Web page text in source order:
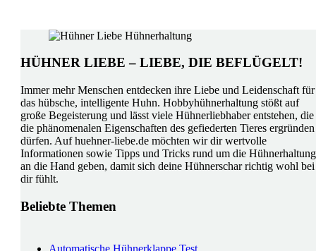
HÜHNER LIEBE – LIEBE, DIE BEFLÜGELT!
Immer mehr Menschen entdecken ihre Liebe und Leidenschaft für
das hübsche, intelligente Huhn. Hobbyhühnerhaltung stößt auf
große Begeisterung und lässt viele Hühnerliebhaber entstehen, die
die phänomenalen Eigenschaften des gefiederten Tieres ergründen
dürfen. Auf huehner-liebe.de möchten wir dir wertvolle
Informationen sowie Tipps und Tricks rund um die Hühnerhaltung
an die Hand geben, damit sich deine Hühnerschar richtig wohl bei
dir fühlt.
Beliebte Themen
Automatische Hühnerklappe Test